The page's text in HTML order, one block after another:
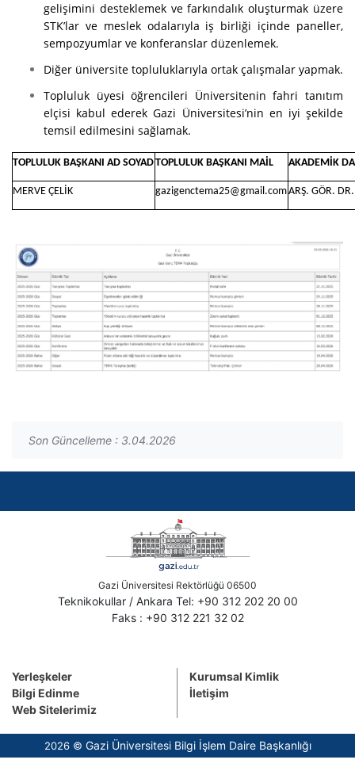
gelişimini desteklemek ve farkındalık oluşturmak üzere
STK’lar ve meslek odalarıyla iş birliği içinde paneller,
sempozyumlar ve konferanslar düzenlemek.
Diğer üniversite topluluklarıyla ortak çalışmalar yapmak.
Topluluk üyesi öğrencileri Üniversitenin fahri tanıtım
elçisi kabul ederek Gazi Üniversitesi’nin en iyi şekilde
temsil edilmesini sağlamak.
TOPLULUK BAŞKANI AD SOYADTOPLULUK BAŞKANI MAİL AKADEMİK
MERVE ÇELİK gazigenctema25@gmail.comARŞ. GÖR.
Son Güncelleme : 3.04.2026
Gazi Üniversitesi Rektörlüğü 06500
Teknikokullar / Ankara Tel: +90 312 202 20 00
Faks : +90 312 221 32 02
Yerleşkeler
Bilgi Edinme
Web Sitelerimiz
Kurumsal Kimlik
İletişim
2026 © Gazi Üniversitesi Bilgi İşlem Daire Başkanlığı